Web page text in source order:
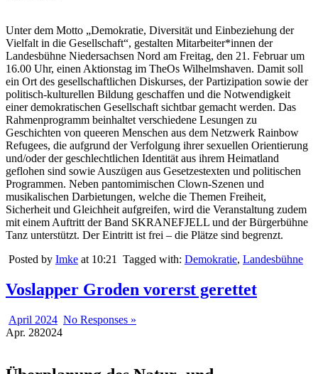
Unter dem Motto „Demokratie, Diversität und Einbeziehung der
Vielfalt in die Gesellschaft“, gestalten Mitarbeiter*innen der
Landesbühne Niedersachsen Nord am Freitag, den 21. Februar um
16.00 Uhr, einen Aktionstag im TheOs Wilhelmshaven. Damit soll
ein Ort des gesellschaftlichen Diskurses, der Partizipation sowie der
politisch-kulturellen Bildung geschaffen und die Notwendigkeit
einer demokratischen Gesellschaft sichtbar gemacht werden. Das
Rahmenprogramm beinhaltet verschiedene Lesungen zu
Geschichten von queeren Menschen aus dem Netzwerk Rainbow
Refugees, die aufgrund der Verfolgung ihrer sexuellen Orientierung
und/oder der geschlechtlichen Identität aus ihrem Heimatland
geflohen sind sowie Auszügen aus Gesetzestexten und politischen
Programmen. Neben pantomimischen Clown-Szenen und
musikalischen Darbietungen, welche die Themen Freiheit,
Sicherheit und Gleichheit aufgreifen, wird die Veranstaltung zudem
mit einem Auftritt der Band SKRANEFJELL und der Bürgerbühne
Tanz unterstützt. Der Eintritt ist frei – die Plätze sind begrenzt.
Posted by Imke at 10:21 Tagged with: Demokratie, Landesbühne
Voslapper Groden vorerst gerettet
April 2024 No Responses »
Apr. 282024